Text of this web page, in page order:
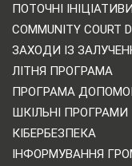
ПОТОЧНІ
COMMUNITY COURT
ЗАХОДИ ІЗ
ЛІТНЯ ПРОГРАМА
ПРОГРАМА
ШКІЛЬНІ ПРОГРАМИ
КІБЕРБЕЗПЕКА
ІНФОРМУВАННЯ